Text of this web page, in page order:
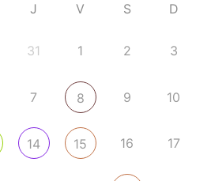
J V S D
31 1 2 3
7 8 9 10
14 15 16 17